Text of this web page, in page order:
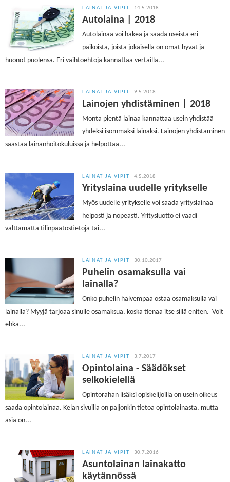
LAINAT JA VIPIT 14.5.2018
Autolaina | 2018
Autolainaa voi hakea ja saada useista eri
paikoista, joista jokaisella on omat hyvät ja
huonot puolensa. Eri vaihtoehtoja kannattaa vertailla...
LAINAT JA VIPIT 9.5.2018
Lainojen yhdistäminen | 2018
Monta pientä lainaa kannattaa usein yhdistää
yhdeksi isommaksi lainaksi. Lainojen yhdistäminen
säästää lainanhoitokuluissa ja helpottaa...
LAINAT JA VIPIT 4.5.2018
Yrityslaina uudelle yritykselle
Myös uudelle yritykselle voi saada yrityslainaa
helposti ja nopeasti. Yritysluotto ei vaadi
välttämättä tilinpäätöstietoja tai...
LAINAT JA VIPIT 30.10.2017
Puhelin osamaksulla vai
lainalla?
Onko puhelin halvempaa ostaa osamaksulla vai
lainalla? Myyjä tarjoaa sinulle osamaksua, koska tienaa itse sillä eniten. Voit
ehkä...
LAINAT JA VIPIT 3.7.2017
Opintolaina - Säädökset
selkokielellä
Opintorahan lisäksi opiskelijoilla on usein oikeus
saada opintolainaa. Kelan sivuilla on paljonkin tietoa opintolainasta, mutta
asia on...
LAINAT JA VIPIT 30.7.2016
Asuntolainan lainakatto
käytännössä